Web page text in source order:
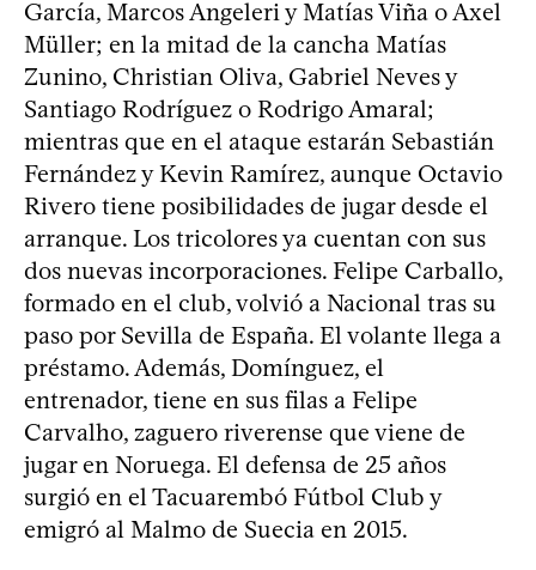
García, Marcos Angeleri y Matías Viña o Axel
Müller; en la mitad de la cancha Matías
Zunino, Christian Oliva, Gabriel Neves y
Santiago Rodríguez o Rodrigo Amaral;
mientras que en el ataque estarán Sebastián
Fernández y Kevin Ramírez, aunque Octavio
Rivero tiene posibilidades de jugar desde el
arranque. Los tricolores ya cuentan con sus
dos nuevas incorporaciones. Felipe Carballo,
formado en el club, volvió a Nacional tras su
paso por Sevilla de España. El volante llega a
préstamo. Además, Domínguez, el
entrenador, tiene en sus filas a Felipe
Carvalho, zaguero riverense que viene de
jugar en Noruega. El defensa de 25 años
surgió en el Tacuarembó Fútbol Club y
emigró al Malmo de Suecia en 2015.